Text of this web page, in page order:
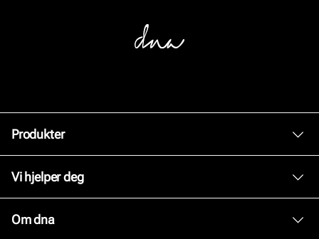
Produkter
Tilbehør
Vi hjelper deg
Om dna